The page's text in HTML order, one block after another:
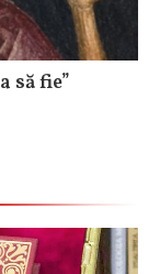
să fie”